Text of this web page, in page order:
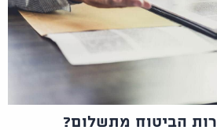
הביטוח מתשלום?